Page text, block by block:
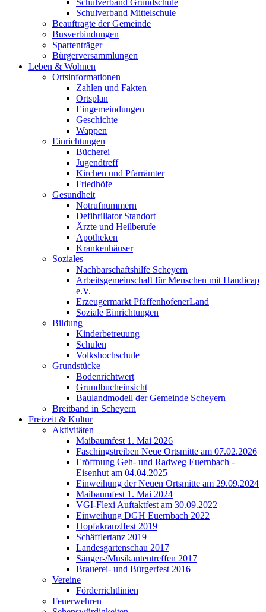
Schulverband Grundschule
Schulverband Mittelschule
Beauftragte der Gemeinde
Busverbindungen
Spartenträger
Bürgerversammlungen
Leben & Wohnen
Ortsinformationen
Zahlen und Fakten
Ortsplan
Eingemeindungen
Geschichte
Wappen
Einrichtungen
Bücherei
Jugendtreff
Kirchen und Pfarrämter
Friedhöfe
Gesundheit
Notrufnummern
Defibrillator Standort
Ärzte und Heilberufe
Apotheken
Krankenhäuser
Soziales
Nachbarschaftshilfe Scheyern
Arbeitsgemeinschaft für Menschen mit Handicap
e.V.
Erzeugermarkt PfaffenhofenerLand
Soziale Einrichtungen
Bildung
Kinderbetreuung
Schulen
Volkshochschule
Grundstücke
Bodenrichtwert
Grundbucheinsicht
Baulandmodell der Gemeinde Scheyern
Breitband in Scheyern
Freizeit & Kultur
Aktivitäten
Maibaumfest 1. Mai 2026
Faschingstreiben Neue Ortsmitte am 07.02.2026
Eröffnung Geh- und Radweg Euernbach -
Eisenhut am 04.04.2025
Einweihung der Neuen Ortsmitte am 29.09.2024
Maibaumfest 1. Mai 2024
VGI-Flexi Auftaktfest am 30.09.2022
Einweihung DGH Euernbach 2022
Hopfakranzlfest 2019
Schäfflertanz 2019
Landesgartenschau 2017
Sänger-/Musikantentreffen 2017
Brauerei- und Bürgerfest 2016
Vereine
Förderrichtlinien
Feuerwehren